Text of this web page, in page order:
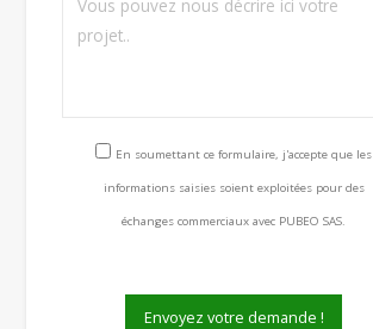
Consentement RGPD
En soumettant ce formulaire, j'accepte que les
informations saisies soient exploitées pour des
échanges commerciaux avec PUBEO SAS.
Envoyez votre demande !